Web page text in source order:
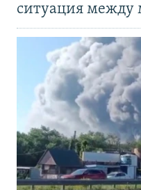
ситуация между